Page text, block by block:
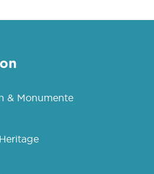
& Monumente